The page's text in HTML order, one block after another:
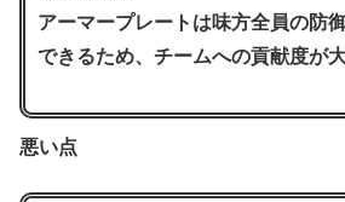
アーマープレートは味方全員の防
できるため、チームへの貢献度が
悪い点